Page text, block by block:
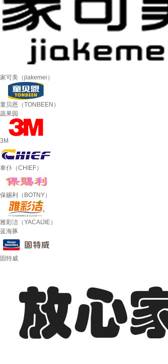
家可美（jiakemei）
童贝恩（TONBEEN）
蔬果园
3M
車仆（CHIEF）
保赐利（BOTNY）
雅彩洁（YACAIJIE）
蓝海豚
固特威